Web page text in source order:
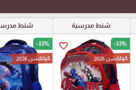
شنط مدرسية
favorite_border -33%
كولكشن 2026
شنط
-33%
كولكشن 2026